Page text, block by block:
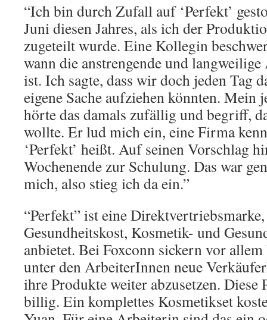
“Ich bin durch Zufall auf ‘Perfekt’
Juni diesen Jahres, als ich der
zugeteilt wurde. Eine Kollegin
wann die anstrengende und
ist. Ich sagte, dass wir doch jeden Tag
eigene Sache aufziehen könnten. Mein
hörte das damals zufällig und begriff,
wollte. Er lud mich ein, eine Firma
‘Perfekt’ heißt. Auf seinen Vorschlag
Wochenende zur Schulung. Das war
mich, also stieg ich da ein.”
“Perfekt” ist eine
Gesundheitskost, Kosmetik- und
anbietet. Bei Foxconn sickern vor
unter den ArbeiterInnen neue
ihre Produkte weiter abzusetzen.
billig. Ein komplettes Kosmetikset